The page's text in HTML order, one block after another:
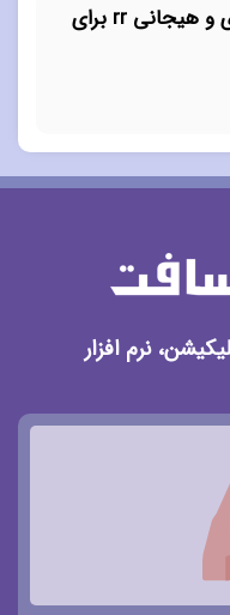
دانلود بازی فکری و هیجانی rr برای
نرم افزار